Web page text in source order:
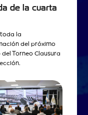
de la cuarta
la
del próximo
Torneo Clausura